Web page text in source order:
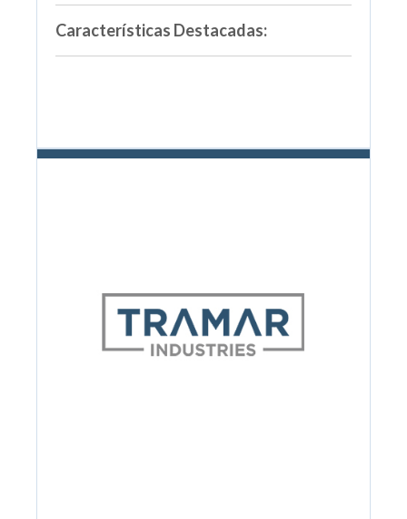
Características Destacadas: